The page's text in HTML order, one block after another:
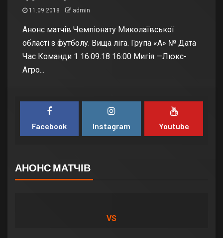
11.09.2018 admin
Анонс матчів Чемпіонату Миколаївської
області з футболу. Вища ліга. Група «А» № Дата
Час Команди 1 16.09.18 16:00 Мигія —Люкс-
Агро...
Facebook Instagram Youtube
АНОНС МАТЧІВ
VS